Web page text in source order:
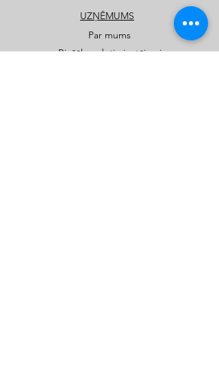
UZŅĒMUMS
Par mums
Biežāk uzdotie jautājumi